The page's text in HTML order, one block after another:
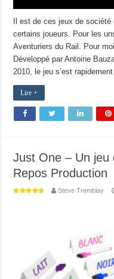
Il est de ces jeux de
certains joueurs. Pour les
Aventuriers du Rail. Pour
Développé par Antoine
2010, le jeu s’est
Lire +
Just One – Un
Repos Production
Steve Tremblay